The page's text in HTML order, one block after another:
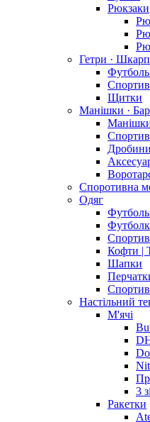
Рюкзаки
Гетри ·
Щитки
Манішки ·
Споротивна
Одяг
Кофти |
Шапки
Настільний
М'ячі
3
Ракетки